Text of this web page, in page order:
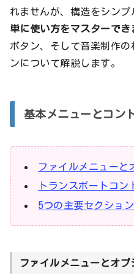
れませんが、構造をシン
単に使い方をマスターでき
ボタン、そして音楽制作
ンについて解説します。
基本メニューとコン
ファイルメニューと
トランスポートコ
5つの主要セクショ
ファイルメニューとオプ